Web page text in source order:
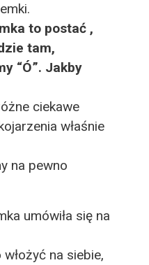
to postać ,
tam,
“Ó”. Jakby
ciekawe
właśnie
na pewno
umówiła się na
na siebie,